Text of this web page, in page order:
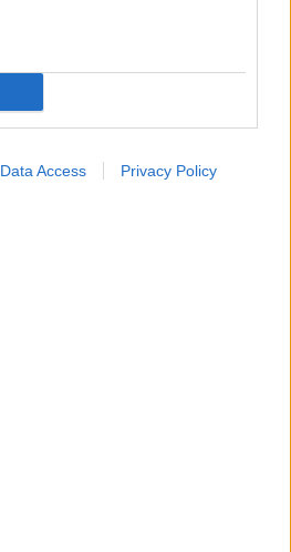
Data Access Privacy Policy